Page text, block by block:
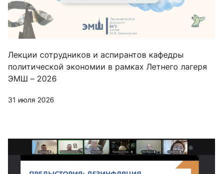
Лекции сотрудников и аспирантов кафедры
политической экономии в рамках Летнего лагеря
ЭМШ – 2026
31 июля 2026